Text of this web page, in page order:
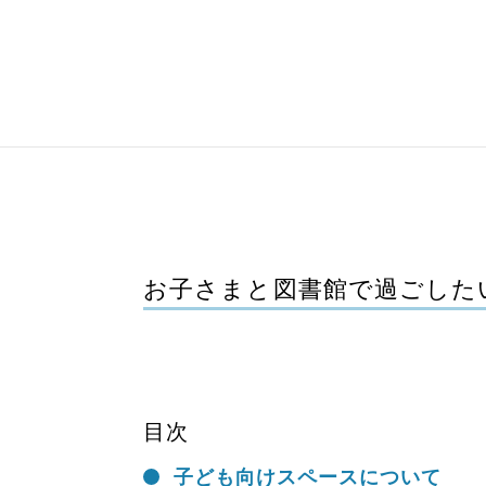
お子さまと図書館で過ごした
目次
子ども向けスペースについて